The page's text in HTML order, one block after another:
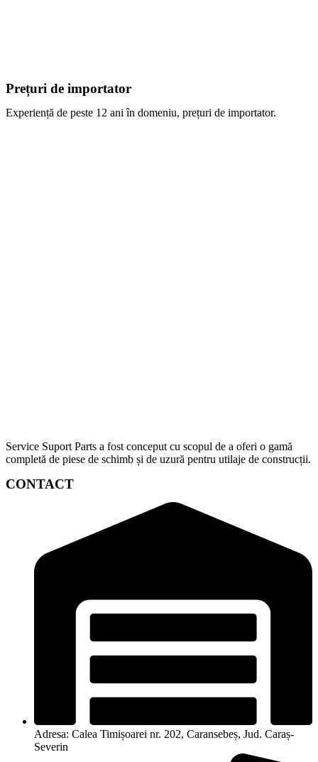
Prețuri de importator
Experiență de peste 12 ani în domeniu, prețuri de importator.
Service Suport Parts a fost conceput cu scopul de a oferi o gamă
completă de piese de schimb și de uzură pentru utilaje de construcții.
CONTACT
Adresa: Calea Timișoarei nr. 202, Caransebeș, Jud. Caraș-
Severin